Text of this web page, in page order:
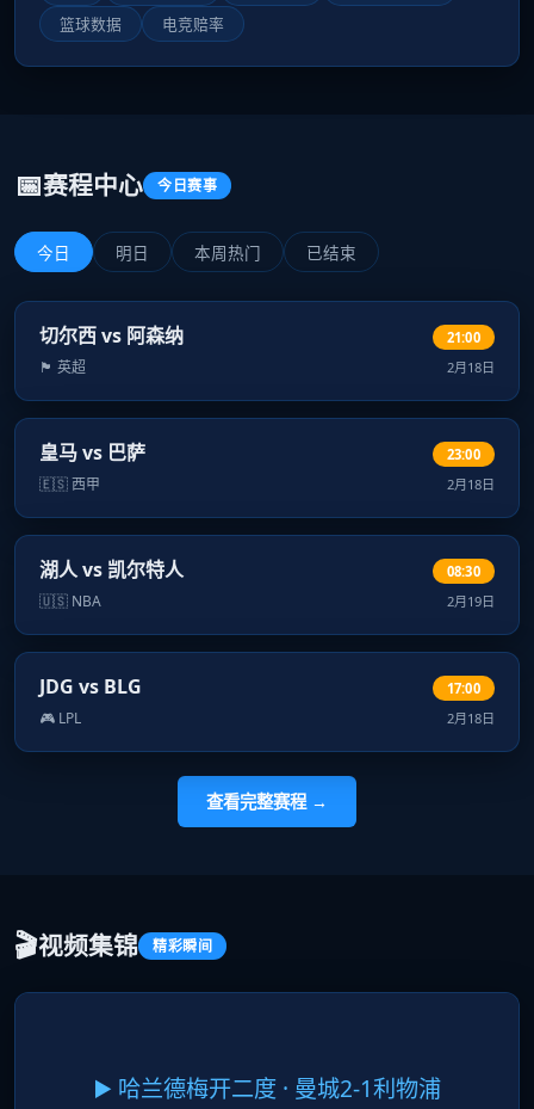
篮球数据
电竞赔率
📅赛程中心 今日赛事
今日 明日 本周热门 已结束
切尔西 vs 阿森纳
🏴󠁧󠁢󠁥󠁮󠁧󠁿 英超
21:00
2月18日
皇马 vs 巴萨
🇪🇸 西甲
23:00
2月18日
湖人 vs 凯尔特人
🇺🇸 NBA
08:30
2月19日
JDG vs BLG
🎮 LPL
17:00
2月18日
查看完整赛程 →
🎬视频集锦 精彩瞬间
▶️ 哈兰德梅开二度 · 曼城2-1利物浦